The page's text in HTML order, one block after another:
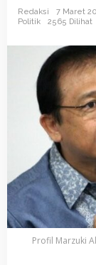
Redaksi
7 Maret
Politik
2565 Dilihat
Profil Marzuki